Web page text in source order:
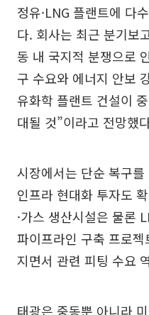
정유·LNG 플랜트에 다
다. 회사는 최근 분기보
동 내 국지적 분쟁으로
구 수요와 에너지 안보
유화학 플랜트 건설이
대될 것”이라고 전망했
시장에서는 단순 복구
인프라 현대화 투자도
·가스 생산시설은 물론
파이프라인 구축 프로
지면서 관련 피팅 수요
태광은 중동뿐 아니라